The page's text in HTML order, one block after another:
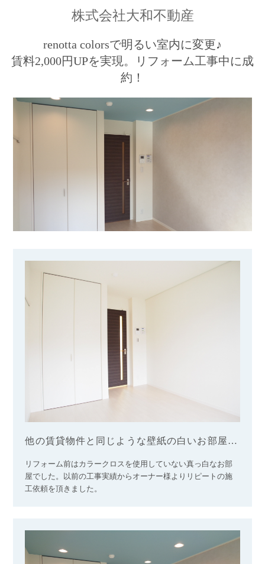
株式会社大和不動産
renotta colorsで明るい室内に変更♪
賃料2,000円UPを実現。リフォーム工事中に成
約！
他の賃貸物件と同じような壁紙の白いお部屋…
リフォーム前はカラークロスを使用していない真っ白なお部
屋でした。以前の工事実績からオーナー様よりリピートの施
工依頼を頂きました。